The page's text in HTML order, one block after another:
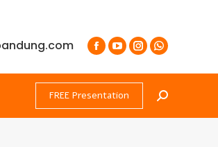
FREE Presentation Search: